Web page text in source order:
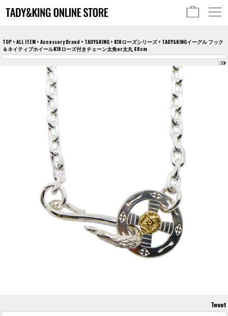
TOP > ALL ITEM > Accessory Brand > TADY&KING > K18ローズシリーズ> TADY&KINGイーグル フック
＆ネイティブホイールK18ローズ付きチェーン太角or太丸 60cm
Tweet